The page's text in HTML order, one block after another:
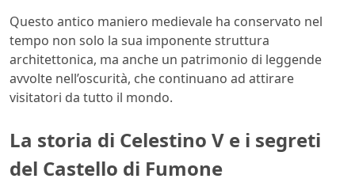
Questo antico maniero medievale ha conservato nel
tempo non solo la sua imponente struttura
architettonica, ma anche un patrimonio di leggende
avvolte nell’oscurità, che continuano ad attirare
visitatori da tutto il mondo.
La storia di Celestino V e i segreti
del Castello di Fumone